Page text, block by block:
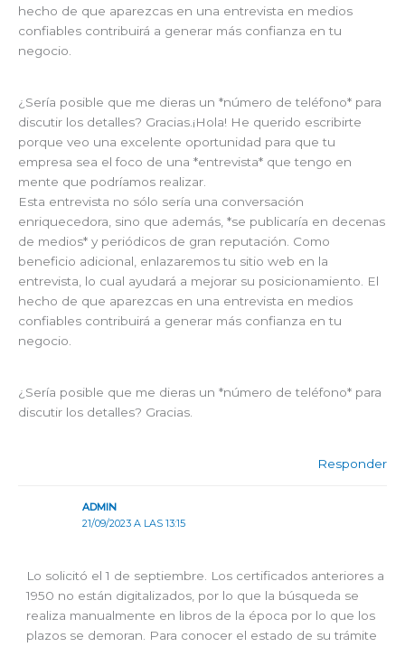
hecho de que aparezcas en una entrevista en medios
confiables contribuirá a generar más confianza en tu
negocio.
¿Sería posible que me dieras un *número de teléfono* para
discutir los detalles? Gracias.¡Hola! He querido escribirte
porque veo una excelente oportunidad para que tu
empresa sea el foco de una *entrevista* que tengo en
mente que podríamos realizar.
Esta entrevista no sólo sería una conversación
enriquecedora, sino que además, *se publicaría en decenas
de medios* y periódicos de gran reputación. Como
beneficio adicional, enlazaremos tu sitio web en la
entrevista, lo cual ayudará a mejorar su posicionamiento. El
hecho de que aparezcas en una entrevista en medios
confiables contribuirá a generar más confianza en tu
negocio.
¿Sería posible que me dieras un *número de teléfono* para
discutir los detalles? Gracias.
Responder
ADMIN
21/09/2023 A LAS 13:15
Lo solicitó el 1 de septiembre. Los certificados anteriores a
1950 no están digitalizados, por lo que la búsqueda se
realiza manualmente en libros de la época por lo que los
plazos se demoran. Para conocer el estado de su trámite